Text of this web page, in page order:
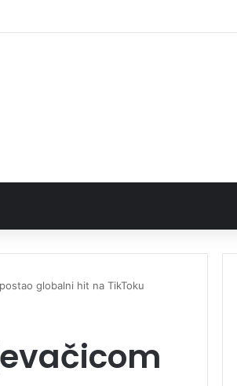
globalni hit na TikToku